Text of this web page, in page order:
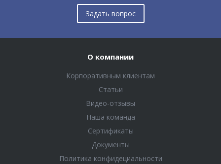
Задать вопрос
О компании
Корпоративным клиентам
Статьи
Видео-отзывы
Наша команда
Сертификаты
Документы
Политика конфидециальности